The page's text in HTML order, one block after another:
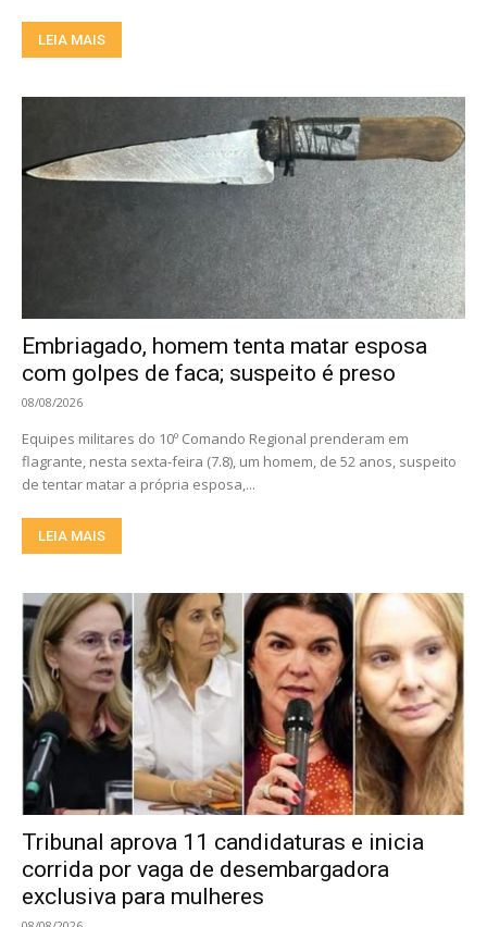
LEIA MAIS
Embriagado, homem tenta matar esposa
com golpes de faca; suspeito é preso
08/08/2026
Equipes militares do 10º Comando Regional prenderam em
flagrante, nesta sexta-feira (7.8), um homem, de 52 anos, suspeito
de tentar matar a própria esposa,...
LEIA MAIS
Tribunal aprova 11 candidaturas e inicia
corrida por vaga de desembargadora
exclusiva para mulheres